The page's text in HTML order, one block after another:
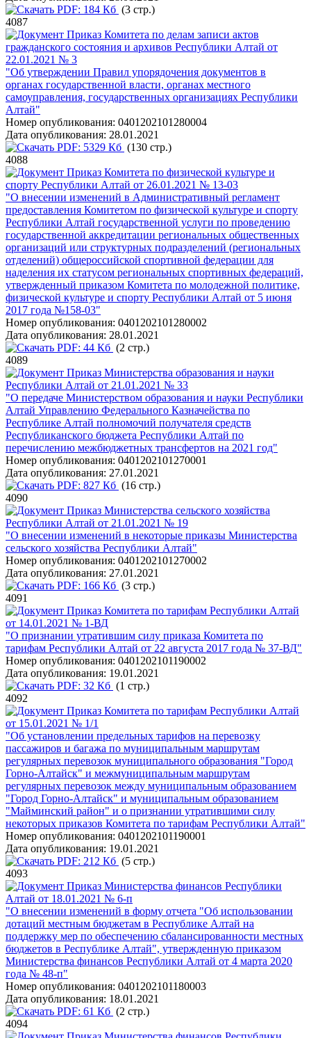
PDF: 184 Кб (3 стр.)
4087
Приказ Комитета по делам записи актов
гражданского состояния и архивов Республики Алтай от
22.01.2021 № 3
"Об утверждении Правил упорядочения документов в
органах государственной власти, органах местного
самоуправления, государственных организациях Республики
Алтай"
Номер опубликования: 0401202101280004
Дата опубликования: 28.01.2021
PDF: 5329 Кб (130 стр.)
4088
Приказ Комитета по физической культуре и
спорту Республики Алтай от 26.01.2021 № 13-03
"О внесении изменений в Административный регламент
предоставления Комитетом по физической культуре и спорту
Республики Алтай государственной услуги по проведению
государственной аккредитации региональных общественных
организаций или структурных подразделений (региональных
отделений) общероссийской спортивной федерации для
наделения их статусом региональных спортивных федераций,
утвержденный приказом Комитета по молодежной политике,
физической культуре и спорту Республики Алтай от 5 июня
2017 года №158-03"
Номер опубликования: 0401202101280002
Дата опубликования: 28.01.2021
PDF: 44 Кб (2 стр.)
4089
Приказ Министерства образования и науки
Республики Алтай от 21.01.2021 № 33
"О передаче Министерством образования и науки Республики
Алтай Управлению Федерального Казначейства по
Республике Алтай полномочий получателя средств
Республиканского бюджета Республики Алтай по
перечислению межбюджетных трансфертов на 2021 год"
Номер опубликования: 0401202101270001
Дата опубликования: 27.01.2021
PDF: 827 Кб (16 стр.)
4090
Приказ Министерства сельского хозяйства
Республики Алтай от 21.01.2021 № 19
"О внесении изменений в некоторые приказы Министерства
сельского хозяйства Республики Алтай"
Номер опубликования: 0401202101270002
Дата опубликования: 27.01.2021
PDF: 166 Кб (3 стр.)
4091
Приказ Комитета по тарифам Республики Алтай
от 14.01.2021 № 1-ВД
"О признании утратившим силу приказа Комитета по
тарифам Республики Алтай от 22 августа 2017 года № 37-ВД"
Номер опубликования: 0401202101190002
Дата опубликования: 19.01.2021
PDF: 32 Кб (1 стр.)
4092
Приказ Комитета по тарифам Республики Алтай
от 15.01.2021 № 1/1
"Об установлении предельных тарифов на перевозку
пассажиров и багажа по муниципальным маршрутам
регулярных перевозок муниципального образования "Город
Горно-Алтайск" и межмуниципальным маршрутам
регулярных перевозок между муниципальным образованием
"Город Горно-Алтайск" и муниципальным образованием
"Майминский район" и о признании утратившими силу
некоторых приказов Комитета по тарифам Республики Алтай"
Номер опубликования: 0401202101190001
Дата опубликования: 19.01.2021
PDF: 212 Кб (5 стр.)
4093
Приказ Министерства финансов Республики
Алтай от 18.01.2021 № 6-п
"О внесении изменений в форму отчета "Об использовании
дотаций местным бюджетам в Республике Алтай на
поддержку мер по обеспечению сбалансированности местных
бюджетов в Республике Алтай", утвержденную приказом
Министерства финансов Республики Алтай от 4 марта 2020
года № 48-п"
Номер опубликования: 0401202101180003
Дата опубликования: 18.01.2021
PDF: 61 Кб (2 стр.)
4094